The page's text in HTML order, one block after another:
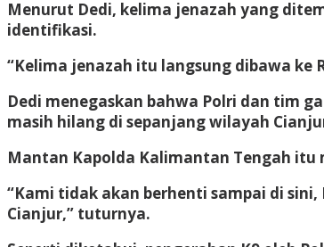
Menurut Dedi, kelima jenazah yang
identifikasi.
“Kelima jenazah itu langsung dibawa ke
Dedi menegaskan bahwa Polri dan tim
masih hilang di sepanjang wilayah
Mantan Kapolda Kalimantan Tengah itu
“Kami tidak akan berhenti sampai di
Cianjur,” tuturnya.